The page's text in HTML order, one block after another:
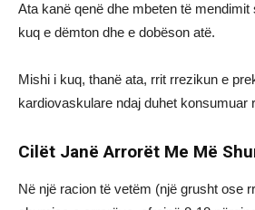
Ata kanë qenë dhe mbeten të
kuq e dëmton dhe e dobëson atë.
Mishi i kuq, thanë ata, rrit rrezikun e
kardiovaskulare ndaj duhet konsumuar
Cilët Janë Arrorët Me Më
Në një racion të vetëm (një grusht ose